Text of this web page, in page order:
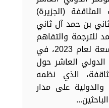
(الجزيرة)
ثاني بن حمد آل ثاني
للترجمة والتفاهم
الدولي في دورتها التاسعة لعام 2023، في
العاشر حول
الذي نظمه
والدولية على مدار